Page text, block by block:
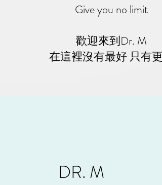
Give you no limit
歡迎來到Dr. M
在這裡沒有最好 只有更
DR. M